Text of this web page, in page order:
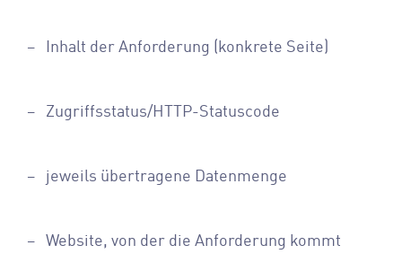
– Inhalt der Anforderung (konkrete Seite)
– Zugriffsstatus/HTTP-Statuscode
– jeweils übertragene Datenmenge
– Website, von der die Anforderung kommt